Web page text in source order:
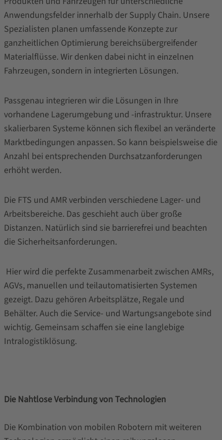
Anwendungsfelder innerhalb der Supply Chain. Unsere
Spezialisten planen umfassende Konzepte zur
ganzheitlichen Optimierung bereichsübergreifender
Materialflüsse. Wir denken dabei nicht in einzelnen
Fahrzeugen, sondern in integrierten Lösungen.
Passgenau integrieren wir die Lösungen in Ihre
vorhandene Lagerumgebung und -infrastruktur. Unsere
skalierbaren Systeme können sich flexibel an veränderte
Marktbedingungen anpassen. So kann beispielsweise die
Anzahl bei entsprechenden Durchsatzanforderungen
erhöht werden.
Die FTS und AMR verbinden verschiedene Lager- und
Arbeitsbereiche. Das geschieht auch über große
Distanzen. Natürlich sind sie barrierefrei und beachten
die Sicherheitsanforderungen.
Hier wird die perfekte Zusammenarbeit zwischen AMRs,
AGVs, manuellen und teilautomatisierten Systemen
gezeigt. Dazu gehören Arbeitsplätze, Regale und
Behälter. Auch die Service- und Wartungsangebote sind
wichtig. Gemeinsam schaffen sie eine langlebige
Intralogistiklösung.
Die Nahtlose Verbindung von Technologien
Die Kombination von mobilen Robotern mit weiteren